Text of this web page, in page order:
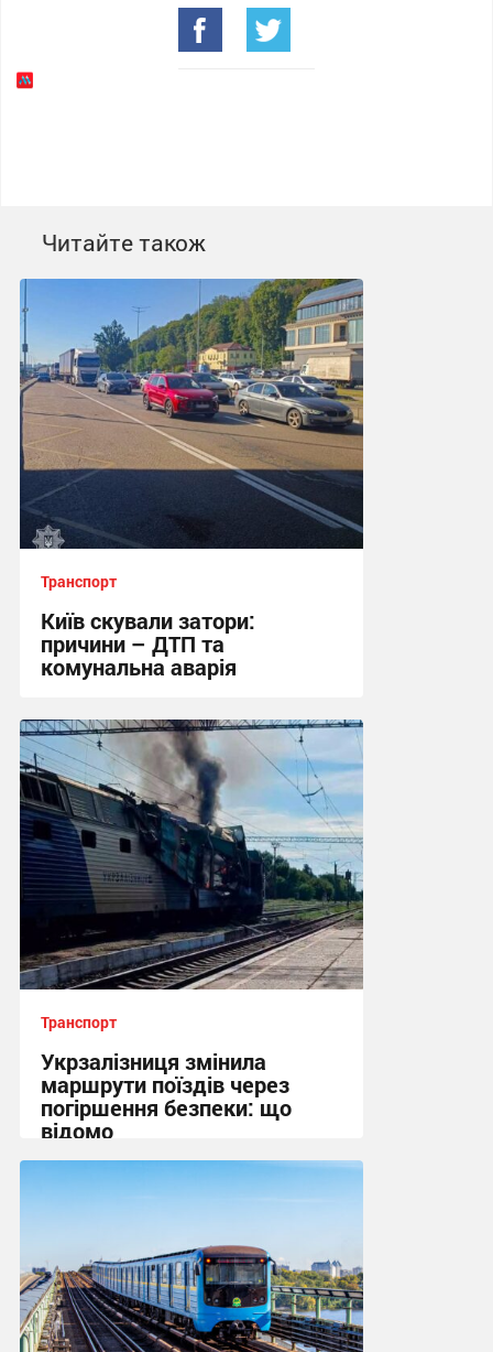
Читайте також
Транспорт
Київ скували затори:
причини – ДТП та
комунальна аварія
10:15 сьогодні
Транспорт
Укрзалізниця змінила
маршрути поїздів через
погіршення безпеки: що
відомо